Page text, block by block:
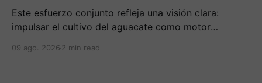
Este esfuerzo conjunto refleja una visión clara:
impulsar el cultivo del aguacate como motor
campesinas de la región.
09 ago. 2026 2 min read